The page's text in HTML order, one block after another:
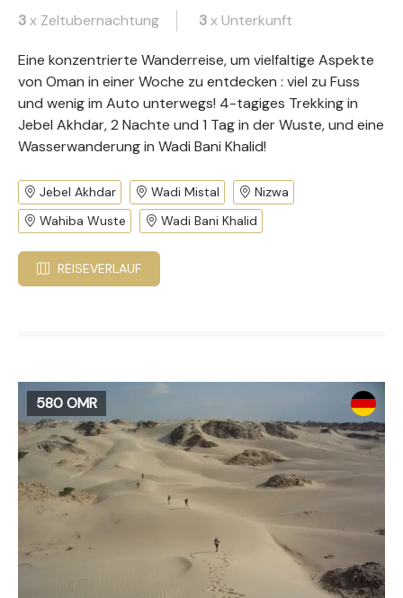
3x Zeltubernachtung 3x Unterkunft
Eine konzentrierte Wanderreise, um vielfaltige Aspekte
von Oman in einer Woche zu entdecken : viel zu Fuss
und wenig im Auto unterwegs! 4-tagiges Trekking in
Jebel Akhdar, 2 Nachte und 1 Tag in der Wuste, und eine
Wasserwanderung in Wadi Bani Khalid!
Jebel Akhdar Wadi Mistal
Nizwa
Wahiba Wuste
Wadi Bani Khalid
REISEVERLAUF
580 OMR